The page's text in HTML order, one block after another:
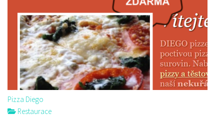
Pizza Diego
Restaurace